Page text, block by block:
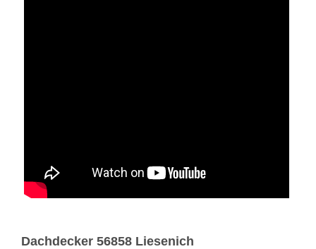
Dachdecker 56858 Liesenich